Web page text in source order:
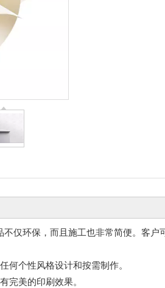
仅环保，而且施工也非常简便。客
何个性风格设计和按需制作。
完美的印刷效果。